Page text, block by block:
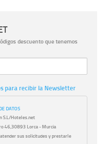
descuento que tenemos
para recibir la Newsletter
DATOS
S.L/Hoteles.net
46,30893 Lorca - Murcia
sus solicitudes y prestarle